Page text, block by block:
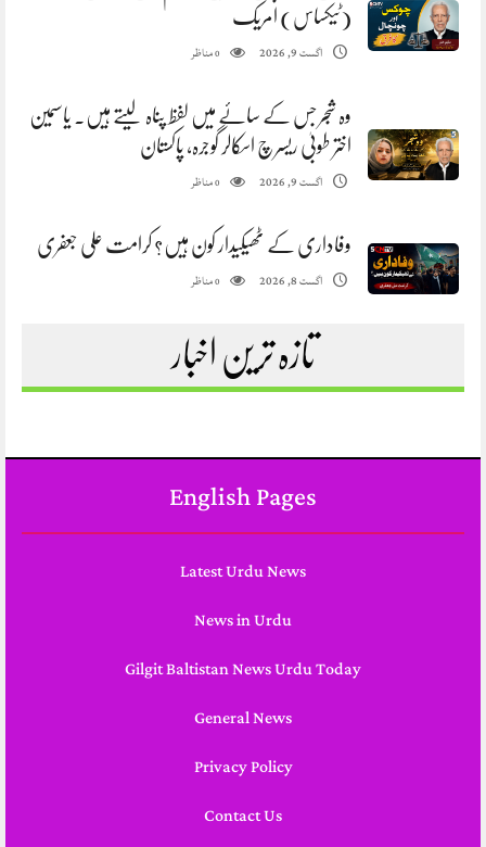
(ٹیکساس) امریک
اگست 9, 2026 0مناظر
وہ شجر جس کے سائے میں لفظ پناہ لیتے ہیں. یاسمین
اختر طوبیٰ ریسرچ اسکالر گوجرہ، پاکستان
اگست 9, 2026 0مناظر
وفاداری کے ٹھیکیدار کون ہیں؟ کرامت علی جعفری
اگست 8, 2026 0مناظر
تازہ ترین اخبار
English Pages
Latest Urdu News
News in Urdu
Gilgit Baltistan News Urdu Today
General News
Privacy Policy
Contact Us